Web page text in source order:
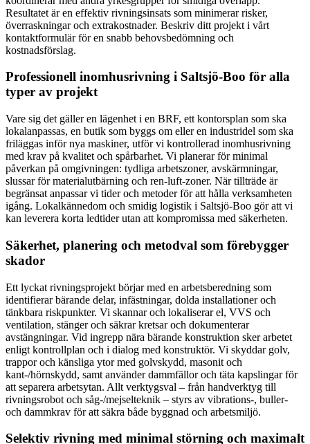
Resultatet är en effektiv rivningsinsats som minimerar risker,
överraskningar och extrakostnader. Beskriv ditt projekt i vårt
kontaktformulär för en snabb behovsbedömning och
kostnadsförslag.
Professionell inomhusrivning i Saltsjö-Boo för alla
typer av projekt
Vare sig det gäller en lägenhet i en BRF, ett kontorsplan som ska
lokalanpassas, en butik som byggs om eller en industridel som ska
friläggas inför nya maskiner, utför vi kontrollerad inomhusrivning
med krav på kvalitet och spårbarhet. Vi planerar för minimal
påverkan på omgivningen: tydliga arbetszoner, avskärmningar,
slussar för materialutbärning och ren-luft-zoner. När tillträde är
begränsat anpassar vi tider och metoder för att hålla verksamheten
igång. Lokalkännedom och smidig logistik i Saltsjö-Boo gör att vi
kan leverera korta ledtider utan att kompromissa med säkerheten.
Säkerhet, planering och metodval som förebygger
skador
Ett lyckat rivningsprojekt börjar med en arbetsberedning som
identifierar bärande delar, infästningar, dolda installationer och
tänkbara riskpunkter. Vi skannar och lokaliserar el, VVS och
ventilation, stänger och säkrar kretsar och dokumenterar
avstängningar. Vid ingrepp nära bärande konstruktion sker arbetet
enligt kontrollplan och i dialog med konstruktör. Vi skyddar golv,
trappor och känsliga ytor med golvskydd, masonit och
kant-/hörnskydd, samt använder dammfällor och täta kapslingar för
att separera arbetsytan. Allt verktygsval – från handverktyg till
rivningsrobot och såg-/mejselteknik – styrs av vibrations-, buller-
och dammkrav för att säkra både byggnad och arbetsmiljö.
Selektiv rivning med minimal störning och maximalt